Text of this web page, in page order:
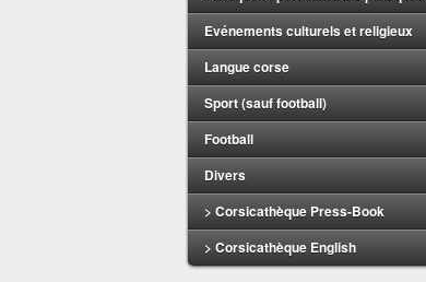
Evénements culturels et religieux
Langue corse
Sport (sauf football)
Football
Divers
> Corsicathèque Press-Book
> Corsicathèque English